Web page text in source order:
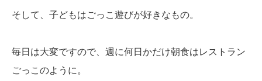
そして、子どもはごっこ遊びが好きなもの。
毎日は大変ですので、週に何日かだけ朝食はレストラン
ごっこのように。